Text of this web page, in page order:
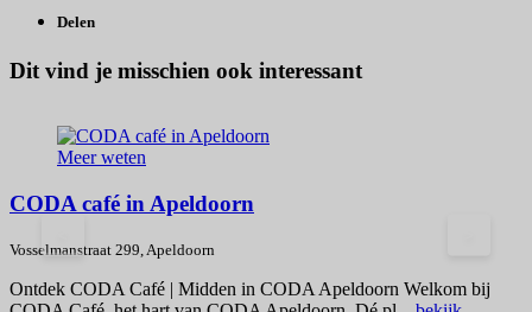
Delen
Dit vind je misschien ook interessant
Meer weten
CODA café in Apeldoorn
Vosselmanstraat 299, Apeldoorn
Ontdek CODA Café | Midden in CODA Apeldoorn Welkom bij